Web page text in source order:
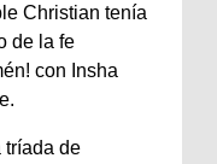
Christian tenía
de la fe
con Insha
tríada de